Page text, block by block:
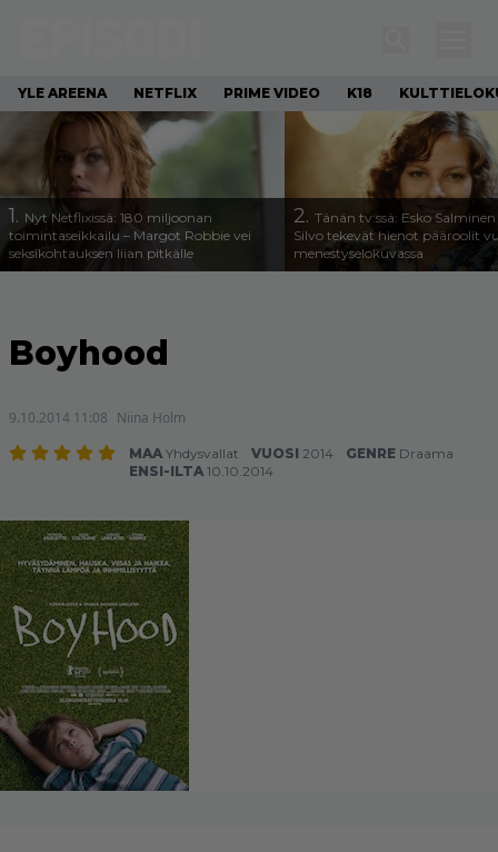
YLE AREENA NETFLIX PRIME VIDEO K18
1. Nyt Netflixissä: 180 miljoonan
toimintaseikkailu – Margot Robbie vei
seksikohtauksen liian pitkälle
2. Tänän tv:ssä: Esko
Silvo tekevät hienot pääroolit
menestyselokuvassa
Boyhood
9.10.2014 11:08 Niina Holm
MAA Yhdysvallat VUOSI 2014 GENRE Draama
ENSI-ILTA 10.10.2014